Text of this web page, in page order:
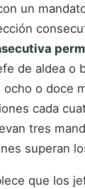
un
de aldea o
ocho o doce
cada
tres
superan
que los